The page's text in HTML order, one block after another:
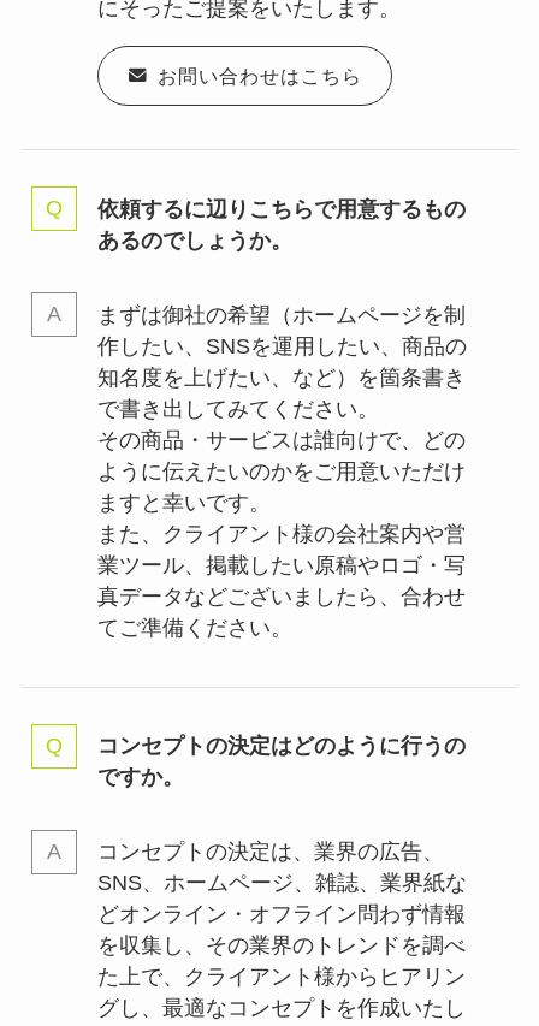
にそったご提案をいたします。
お問い合わせはこちら
依頼するに辺りこちらで用意するもの
あるのでしょうか。
まずは御社の希望（ホームページを制
作したい、SNSを運用したい、商品の
知名度を上げたい、など）を箇条書き
で書き出してみてください。
その商品・サービスは誰向けで、どの
ように伝えたいのかをご用意いただけ
ますと幸いです。
また、クライアント様の会社案内や営
業ツール、掲載したい原稿やロゴ・写
真データなどございましたら、合わせ
てご準備ください。
コンセプトの決定はどのように行うの
ですか。
コンセプトの決定は、業界の広告、
SNS、ホームページ、雑誌、業界紙な
どオンライン・オフライン問わず情報
を収集し、その業界のトレンドを調べ
た上で、クライアント様からヒアリン
グし、最適なコンセプトを作成いたし